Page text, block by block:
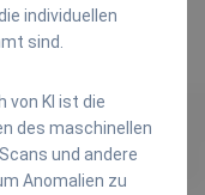
individuellen
sind.
von KI ist die
des maschinellen
und andere
Anomalien zu